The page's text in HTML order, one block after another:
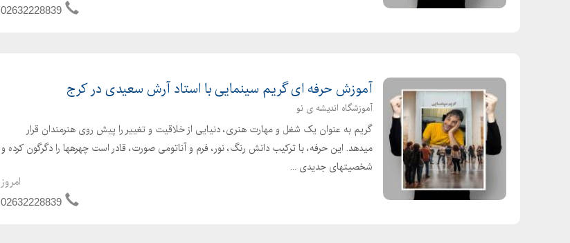
02632228839
آموزش حرفه ای گریم سینمایی با استاد آرش سعیدی در کرج
آموزشگاه اندیشه ی نو
گریم به عنوان یک شغل و مهارت هنری، دنیایی از خلاقیت و تغییر را پیش روی هنرمندان قرار
میدهد. این حرفه، با ترکیب دانش رنگ، نور، فرم و آناتومی صورت، قادر است چهرهها را دگرگون کرده و
شخصیتهای جدیدی ...
امروز
02632228839